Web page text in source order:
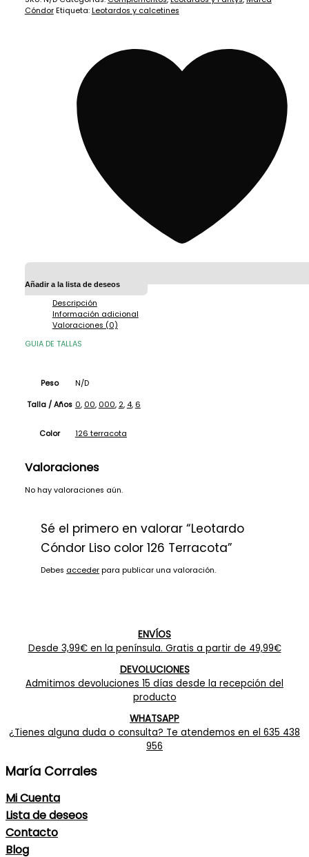
Cóndor Etiqueta: Leotardos y calcetines
Añadir a la lista de deseos
Descripción
Información adicional
Valoraciones (0)
GUIA DE TALLAS
Peso N/D
Talla / Años 0, 00, 000, 2, 4, 6
Color 126 terracota
Valoraciones
No hay valoraciones aún.
Sé el primero en valorar “Leotardo
Cóndor Liso color 126 Terracota”
Debes acceder para publicar una valoración.
ENVÍOS
Desde 3,99€ en la península. Gratis a partir de 49,99€
DEVOLUCIONES
Admitimos devoluciones 15 días desde la recepción del
producto
WHATSAPP
¿Tienes alguna duda o consulta? Te atendemos en el 635 438
956
María Corrales
Mi Cuenta
Lista de deseos
Contacto
Blog